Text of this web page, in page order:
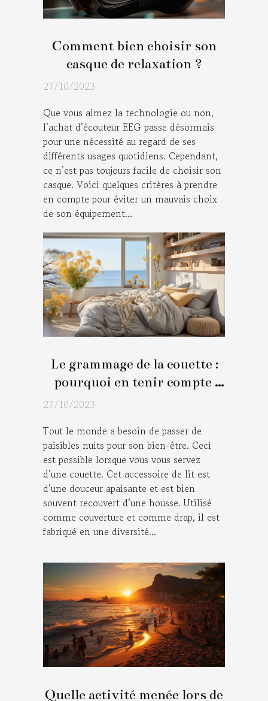
Comment bien choisir son
casque de relaxation ?
27/10/2023
Que vous aimez la technologie ou non,
l’achat d’écouteur EEG passe désormais
pour une nécessité au regard de ses
différents usages quotidiens. Cependant,
ce n’est pas toujours facile de choisir son
casque. Voici quelques critères à prendre
en compte pour éviter un mauvais choix
de son équipement...
Le grammage de la couette :
pourquoi en tenir compte
pendant le choix?
27/10/2023
Tout le monde a besoin de passer de
paisibles nuits pour son bien-être. Ceci
est possible lorsque vous vous servez
d’une couette. Cet accessoire de lit est
d’une douceur apaisante et est bien
souvent recouvert d’une housse. Utilisé
comme couverture et comme drap, il est
fabriqué en une diversité...
Quelle activité menée lors de